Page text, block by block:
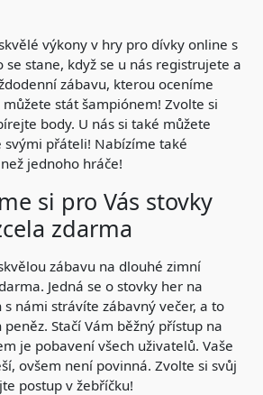
výkony v hry pro dívky online s
se stane, když se u nás registrujete a
zábavu, kterou oceníme
stát šampiónem! Zvolte si
body. U nás si také můžete
svými přáteli! Nabízíme také
jednoho hráče!
si pro Vás stovky
zdarma
zábavu na dlouhé zimní
Jedná se o stovky her na
s námi strávíte zábavný večer, a to
peněz. Stačí Vám běžný přístup na
je pobavení všech uživatelů. Vaše
ovšem není povinná. Zvolte si svůj
postup v žebříčku!